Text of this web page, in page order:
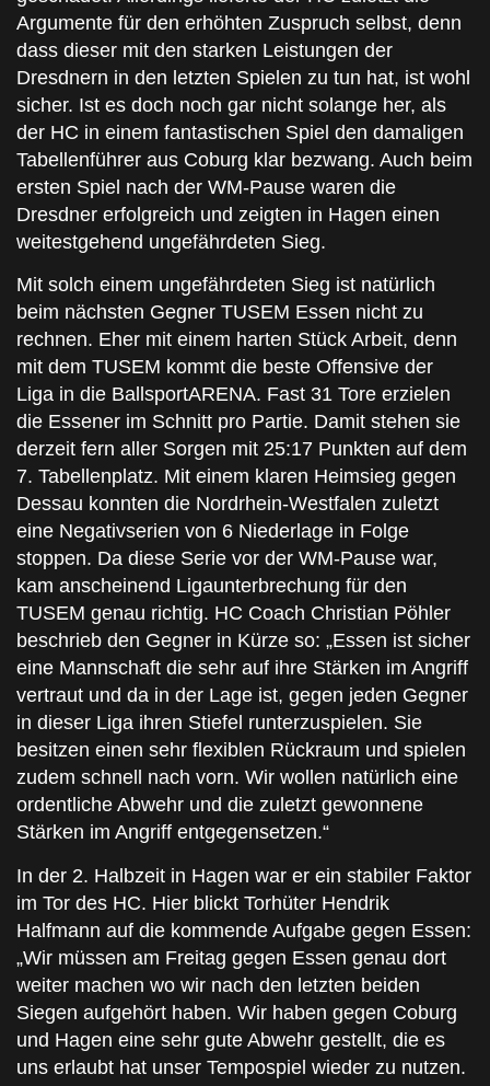
Argumente für den erhöhten Zuspruch selbst, denn
dass dieser mit den starken Leistungen der
Dresdnern in den letzten Spielen zu tun hat, ist wohl
sicher. Ist es doch noch gar nicht solange her, als
der HC in einem fantastischen Spiel den damaligen
Tabellenführer aus Coburg klar bezwang. Auch beim
ersten Spiel nach der WM-Pause waren die
Dresdner erfolgreich und zeigten in Hagen einen
weitestgehend ungefährdeten Sieg.
Mit solch einem ungefährdeten Sieg ist natürlich
beim nächsten Gegner TUSEM Essen nicht zu
rechnen. Eher mit einem harten Stück Arbeit, denn
mit dem TUSEM kommt die beste Offensive der
Liga in die BallsportARENA. Fast 31 Tore erzielen
die Essener im Schnitt pro Partie. Damit stehen sie
derzeit fern aller Sorgen mit 25:17 Punkten auf dem
7. Tabellenplatz. Mit einem klaren Heimsieg gegen
Dessau konnten die Nordrhein-Westfalen zuletzt
eine Negativserien von 6 Niederlage in Folge
stoppen. Da diese Serie vor der WM-Pause war,
kam anscheinend Ligaunterbrechung für den
TUSEM genau richtig. HC Coach Christian Pöhler
beschrieb den Gegner in Kürze so: „Essen ist sicher
eine Mannschaft die sehr auf ihre Stärken im Angriff
vertraut und da in der Lage ist, gegen jeden Gegner
in dieser Liga ihren Stiefel runterzuspielen. Sie
besitzen einen sehr flexiblen Rückraum und spielen
zudem schnell nach vorn. Wir wollen natürlich eine
ordentliche Abwehr und die zuletzt gewonnene
Stärken im Angriff entgegensetzen.“
In der 2. Halbzeit in Hagen war er ein stabiler Faktor
im Tor des HC. Hier blickt Torhüter Hendrik
Halfmann auf die kommende Aufgabe gegen Essen:
„Wir müssen am Freitag gegen Essen genau dort
weiter machen wo wir nach den letzten beiden
Siegen aufgehört haben. Wir haben gegen Coburg
und Hagen eine sehr gute Abwehr gestellt, die es
uns erlaubt hat unser Tempospiel wieder zu nutzen.